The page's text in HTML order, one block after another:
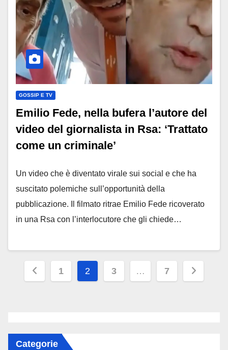
GOSSIP E TV
Emilio Fede, nella bufera l’autore del
video del giornalista in Rsa: ‘Trattato
come un criminale’
Un video che è diventato virale sui social e che ha
suscitato polemiche sull’opportunità della
pubblicazione. Il filmato ritrae Emilio Fede ricoverato
in una Rsa con l’interlocutore che gli chiede…
Paginazione
1 2 3 … 7
Categorie